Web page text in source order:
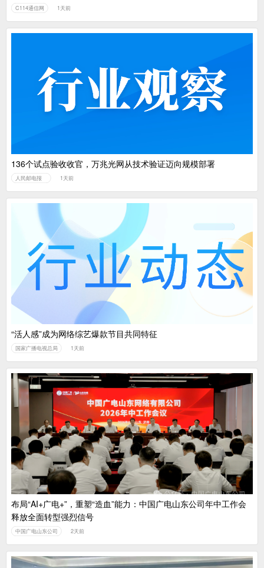
C114通信网 1天前
136个试点验收收官，万兆光网从技术验证迈向规模部署
人民邮电报 1天前
“活人感”成为网络综艺爆款节目共同特征
国家广播电视总局 1天前
布局“AI+广电+”，重塑“造血”能力：中国广电山东公司年中工作会
释放全面转型强烈信号
中国广电山东公司 2天前